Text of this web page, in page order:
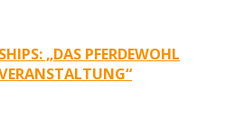
„DAS PFERDEWOHL